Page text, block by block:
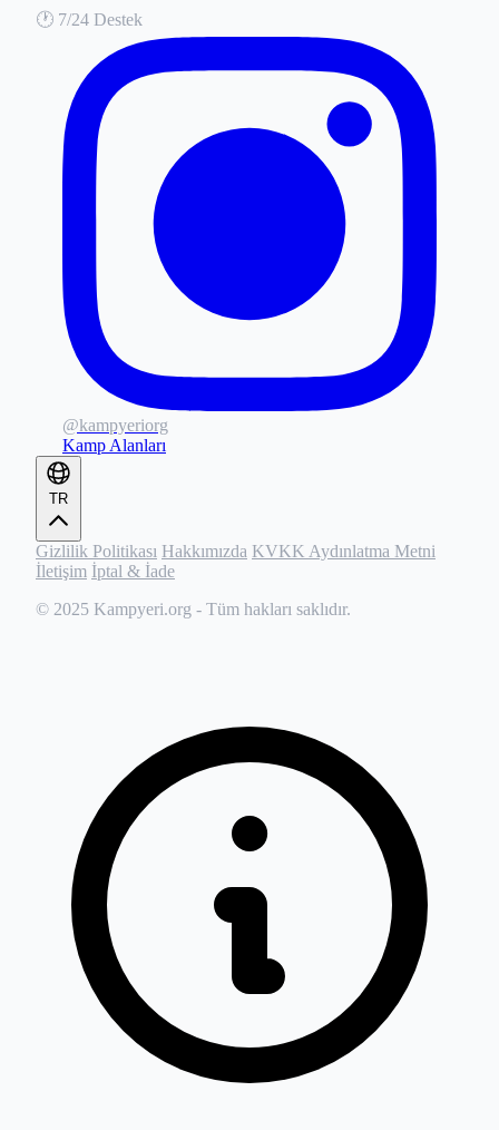
🕐 7/24 Destek
@kampyeriorg
Kamp Alanları
TR
Gizlilik Politikası Hakkımızda KVKK Aydınlatma Metni
İletişim İptal & İade
© 2025 Kampyeri.org - Tüm hakları saklıdır.